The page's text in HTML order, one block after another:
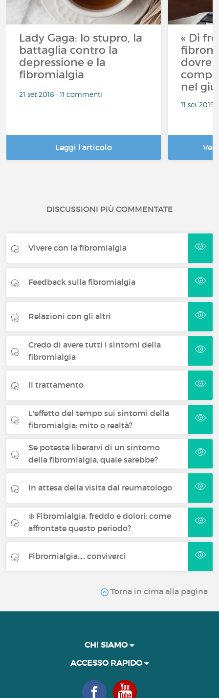
Lady Gaga: lo stupro, la
battaglia contro la
depressione e la
fibromialgia
21 set 2018 • 11 commenti
Leggi l’articolo
« Di
nel
11 set 2019
DISCUSSIONI PIÙ COMMENTATE
Vivere con la fibromialgia
Feedback sulla fibromialgia
Relazioni con gli altri
Credo di avere tutti i sintomi della
fibromialgia
Il trattamento
L'effetto del tempo sui sintomi della
fibromialgia: mito o realtà?
Se poteste liberarvi di un sintomo
della fibromialgia, quale sarebbe?
In attesa della visita dal reumatologo
❄️ Fibromialgia, freddo e dolori: come
affrontate questo periodo?
Fibromialgia.,... conviverci
Torna in cima alla pagina
CHI SIAMO
ACCESSO RAPIDO